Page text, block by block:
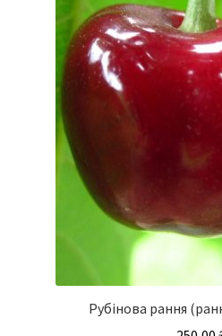
Рубінова рання